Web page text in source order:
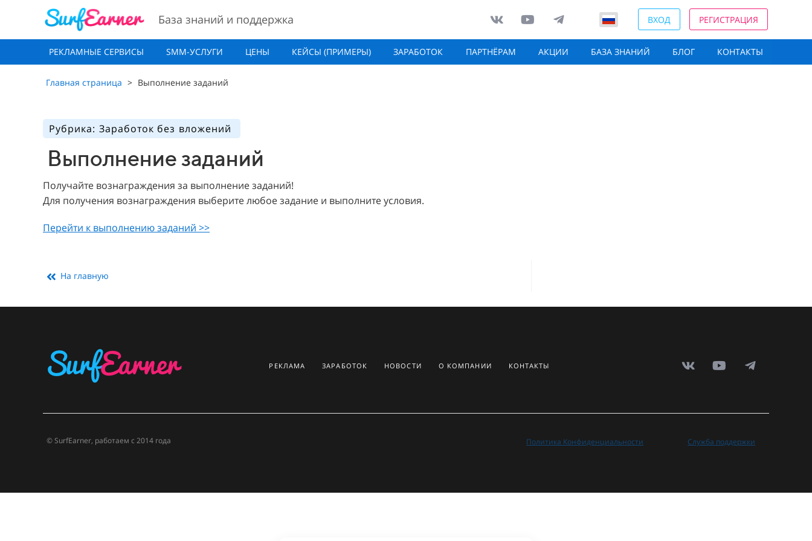
База знаний и поддержка ВХОД РЕГИСТРАЦИЯ
РЕКЛАМНЫЕ СЕРВИСЫ SMM-УСЛУГИ ЦЕНЫ КЕЙСЫ (ПРИМЕРЫ) ЗАРАБОТОК ПАРТНЁРАМ АКЦИИ БАЗА ЗНАНИЙ БЛОГ КОНТАКТЫ
Главная страница > Выполнение заданий
Рубрика: Заработок без вложений
Выполнение заданий
Получайте вознаграждения за выполнение заданий!
Для получения вознаграждения выберите любое задание и выполните условия.
Перейти к выполнению заданий >>
На главную
РЕКЛАМА ЗАРАБОТОК НОВОСТИ О КОМПАНИИ КОНТАКТЫ
© SurfEarner, работаем с 2014 года Политика Конфиденциальности Служба поддержки